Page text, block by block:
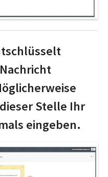
Stelle Ihr
eingeben.